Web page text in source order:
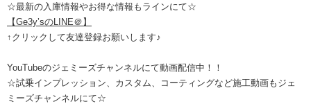
☆最新の入庫情報やお得な情報もラインにて☆
【Ge3y’sのLINE＠】
↑クリックして友達登録お願いします♪
YouTubeのジェミーズチャンネルにて動画配信中！！
☆試乗インプレッション、カスタム、コーティングなど施工動画もジェ
ミーズチャンネルにて☆